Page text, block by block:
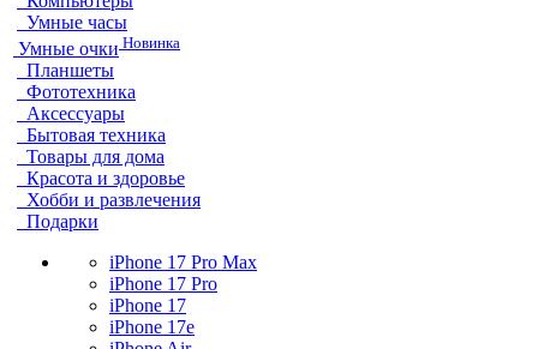
Умные часы
Умные очки Новинка
Планшеты
Фототехника
Аксессуары
Бытовая техника
Товары для дома
Красота и здоровье
Хобби и развлечения
Подарки
iPhone 17 Pro Max
iPhone 17 Pro
iPhone 17
iPhone 17e